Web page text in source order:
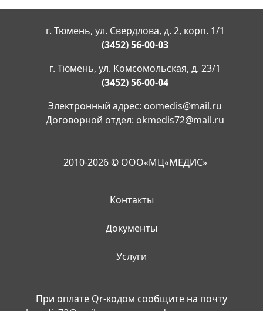
г. Тюмень, ул. Свердлова, д. 2, корп. 1/1
(3452) 56-00-03
г. Тюмень, ул. Комсомольская, д. 23/1
(3452) 56-00-04
Электронный адрес: oomedis@mail.ru
Договорной отдел: okmedis72@mail.ru
2010-2026 © ООО«МЦ«МЕДИС»
Контакты
Документы
Услуги
При оплате Qr-кодом сообщите на почту